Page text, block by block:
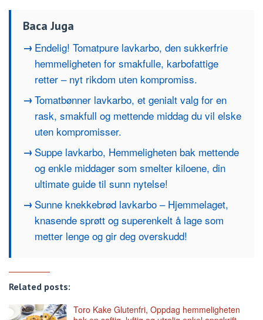
Baca Juga
Endelig! Tomatpure lavkarbo, den sukkerfrie
hemmeligheten for smakfulle, karbofattige
retter – nyt rikdom uten kompromiss.
Tomatbønner lavkarbo, et genialt valg for en
rask, smakfull og mettende middag du vil elske
uten kompromisser.
Suppe lavkarbo, Hemmeligheten bak mettende
og enkle middager som smelter kiloene, din
ultimate guide til sunn nytelse!
Sunne knekkebrød lavkarbo – Hjemmelaget,
knasende sprøtt og superenkelt å lage som
metter lenge og gir deg overskudd!
Related posts:
Toro Kake Glutenfri, Oppdag hemmeligheten